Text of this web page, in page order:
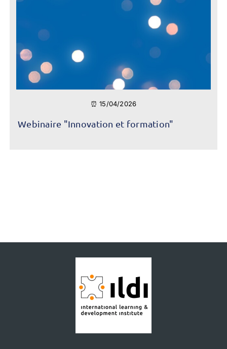
⏰ 15/04/2026
Webinaire "Innovation et formation"